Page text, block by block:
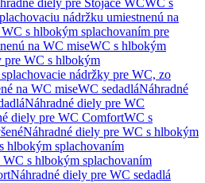
diely pre Stojace WCWC s
nádržku umiestnenú na
s hlbokým splachovaním pre
na WC miseWC s hlbokým
pre WC s hlbokým
nádržky pre WC, zo
na WC miseWC sedadláNáhradné
Náhradné diely pre WC
diely pre WC ComfortWC s
Náhradné diely pre WC s hlbokým
hlbokým splachovaním
s hlbokým splachovaním
Náhradné diely pre WC sedadlá